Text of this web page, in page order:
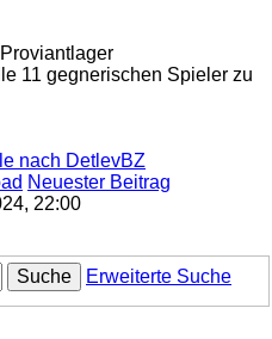
11 gegnerischen Spieler zu
nach DetlevBZ
Neuester Beitrag
22:00
Suche
Erweiterte Suche